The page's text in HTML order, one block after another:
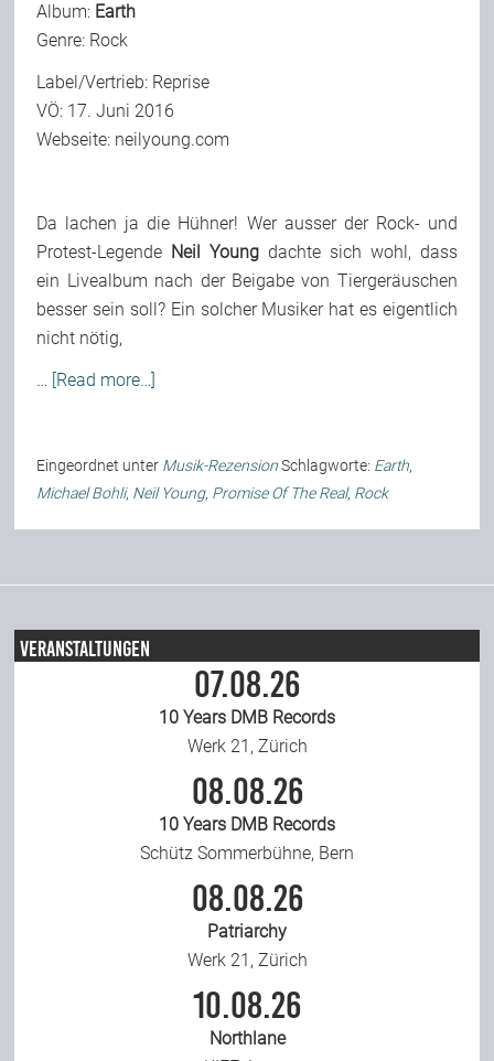
Album: Earth
Genre: Rock
Label/Vertrieb: Reprise
VÖ: 17. Juni 2016
Webseite: neilyoung.com
Da lachen ja die Hühner! Wer ausser der Rock- und
Protest-Legende Neil Young dachte sich wohl, dass
ein Livealbum nach der Beigabe von Tiergeräuschen
besser sein soll? Ein solcher Musiker hat es eigentlich
nicht nötig,
… [Read more…]
Eingeordnet unter Musik-Rezension Schlagworte: Earth,
Michael Bohli, Neil Young, Promise Of The Real, Rock
Veranstaltungen
07.08.26
10 Years DMB Records
Werk 21, Zürich
08.08.26
10 Years DMB Records
Schütz Sommerbühne, Bern
08.08.26
Patriarchy
Werk 21, Zürich
10.08.26
Northlane